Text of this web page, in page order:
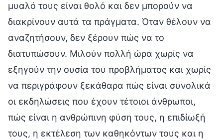
μυαλό τους είναι θολό και δεν μπορούν να
διακρίνουν αυτά τα πράγματα. Όταν θέλουν να
αναζητήσουν, δεν ξέρουν πώς να το
διατυπώσουν. Μιλούν πολλή ώρα χωρίς να
εξηγούν την ουσία του προβλήματος και χωρίς
να περιγράφουν ξεκάθαρα πώς είναι συνολικά
οι εκδηλώσεις που έχουν τέτοιοι άνθρωποι,
πώς είναι η ανθρώπινη φύση τους, η επιδίωξή
τους, η εκτέλεση των καθηκόντων τους και η